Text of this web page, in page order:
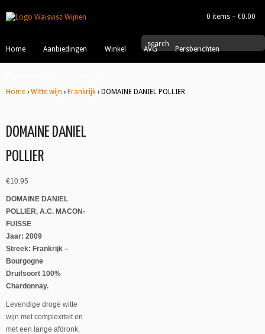
0 items – €0.00
Home Aanbiedingen Winkel AVG Persberichten
search
Home › Witte wijn › Frankrijk › DOMAINE DANIEL POLLIER
DOMAINE DANIEL
POLLIER
€10.95
DOMAINE DANIEL
POLLIER, A.C. MACON-
FUISSE
Jaar: 2009
Streek: Frankrijk –
Bourgogne
Druifsoort 100%
Chardonnay.
Levendige droge witte
wijn met complexiteit en
met een lange afdronk,